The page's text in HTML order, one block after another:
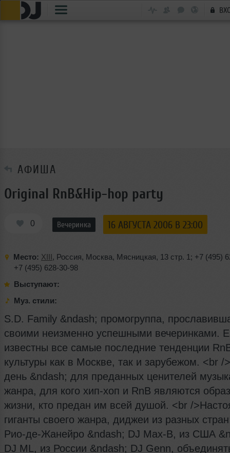
АФИША
Original RnB&Hip-hop party
0 Вечеринка 16 АВГУСТА 2006 В 23:00
Место: XIII, Россия, Москва, Мясницкая, 13 стр. 1; +7 (495)
+7 (495) 628-30-98
Выступают:
Муз. стили:
S.D. Family &ndash; промогруппа,
своими неизменно успешными вечеринками.
известны все самые последние тенденции
культуры как в Москве, так и зарубежом. <br /
день &ndash; для преданных ценителей
жанра, для кого хип-хоп и RnB являются
жизни, кто предан им всей душой. <br /
гиганты своего жанра, диджеи из разных
Рио-де-Жанейро &ndash; DJ Max-B, из США
DJ ML, из России &ndash; DJ Genn,